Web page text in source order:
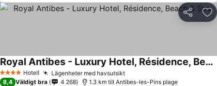
Dela
4 StjärnorHotell Lägenheter med havsutsikt
Royal Antibes - Luxury Hotel, Résidence, Beach & Spa
8,4 Väldigt bra 4 268 1.3 km till Antibes-les-Pins plage